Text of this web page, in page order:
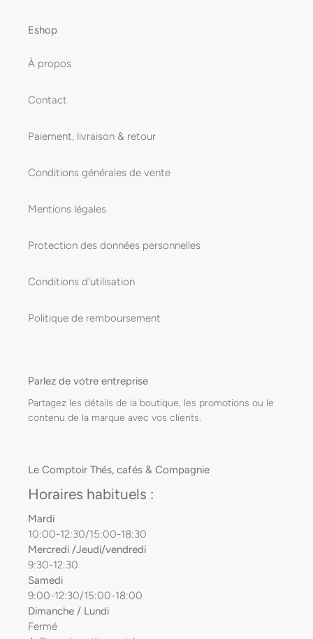
Eshop
À propos
Contact
Paiement, livraison & retour
Conditions générales de vente
Mentions légales
Protection des données personnelles
Conditions d'utilisation
Politique de remboursement
Parlez de votre entreprise
Partagez les détails de la boutique, les promotions ou le
contenu de la marque avec vos clients.
Le Comptoir Thés, cafés & Compagnie
Horaires habituels :
Mardi
10:00-12:30/15:00-18:30
Mercredi /Jeudi/vendredi
9:30-12:30
Samedi
9:00-12:30/15:00-18:00
Dimanche / Lundi
Fermé